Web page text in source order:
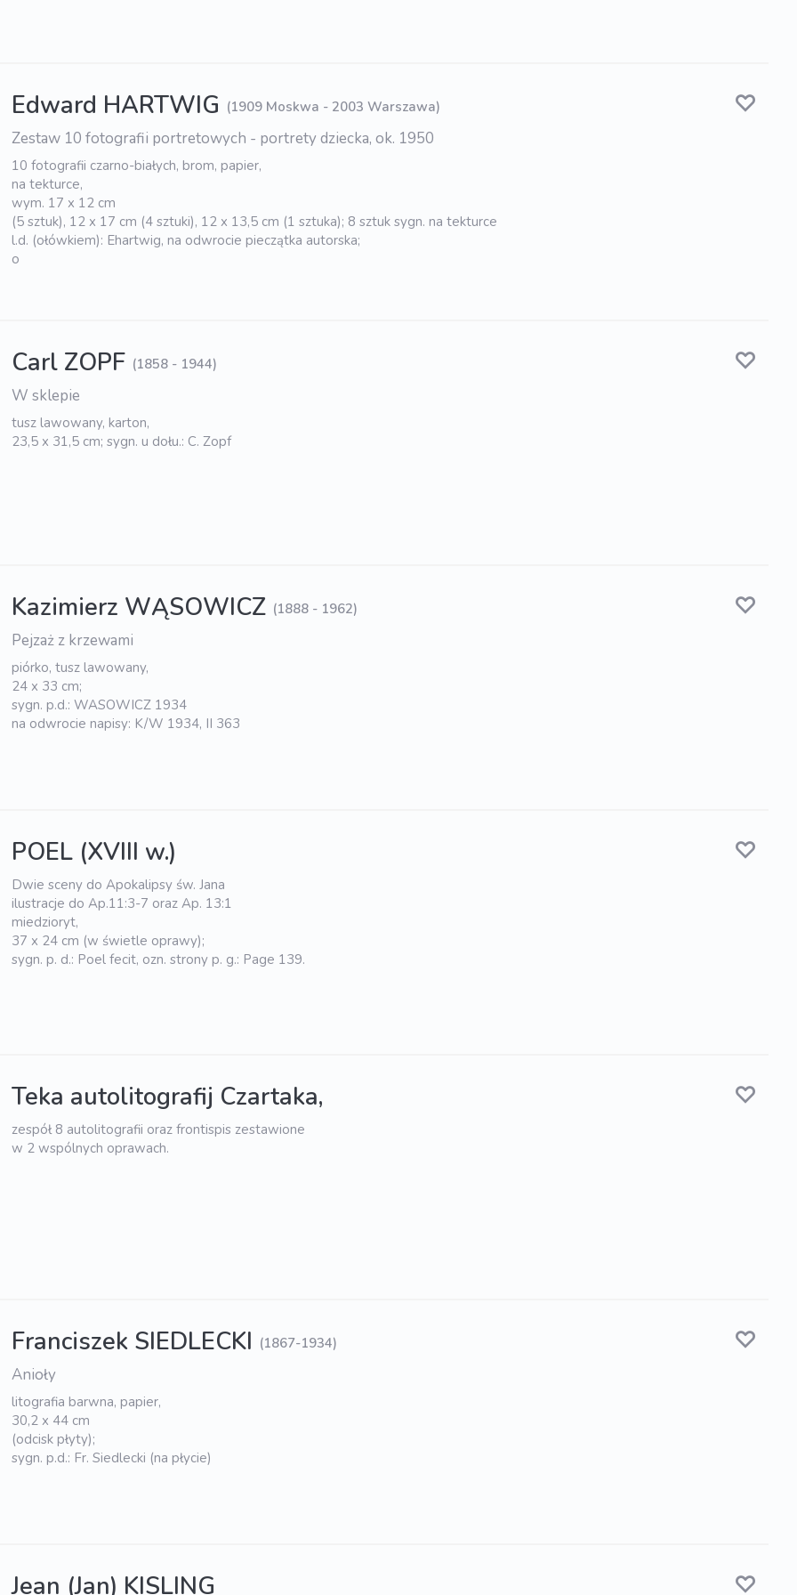
Edward HARTWIG (1909 Moskwa - 2003 Warszawa)
Zestaw 10 fotografii portretowych - portrety dziecka, ok. 1950
10 fotografii czarno-białych, brom, papier,
na tekturce,
wym. 17 x 12 cm
(5 sztuk), 12 x 17 cm (4 sztuki), 12 x 13,5 cm (1 sztuka); 8 sztuk sygn. na tekturce
l.d. (ołówkiem): Ehartwig, na odwrocie pieczątka autorska;
o
Carl ZOPF (1858 - 1944)
W sklepie
tusz lawowany, karton,
23,5 x 31,5 cm; sygn. u dołu.: C. Zopf
Kazimierz WĄSOWICZ (1888 - 1962)
Pejzaż z krzewami
piórko, tusz lawowany,
24 x 33 cm;
sygn. p.d.: WASOWICZ 1934
na odwrocie napisy: K/W 1934, II 363
POEL (XVIII w.)
Dwie sceny do Apokalipsy św. Jana
ilustracje do Ap.11:3-7 oraz Ap. 13:1
miedzioryt,
37 x 24 cm (w świetle oprawy);
sygn. p. d.: Poel fecit, ozn. strony p. g.: Page 139.
Teka autolitografij Czartaka,
zespół 8 autolitografii oraz frontispis zestawione
w 2 wspólnych oprawach.
Franciszek SIEDLECKI (1867-1934)
Anioły
litografia barwna, papier,
30,2 x 44 cm
(odcisk płyty);
sygn. p.d.: Fr. Siedlecki (na płycie)
Jean (Jan) KISLING